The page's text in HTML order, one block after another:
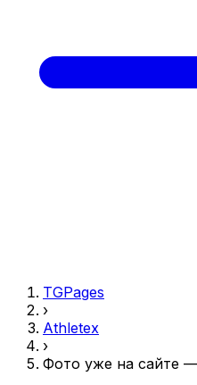
TGPages
›
Athletex
›
Фото уже на сайте —